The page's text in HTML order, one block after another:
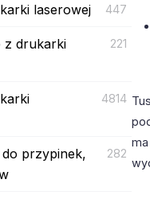
laserowej 447
z drukarki
221
4814
przypinek,
282